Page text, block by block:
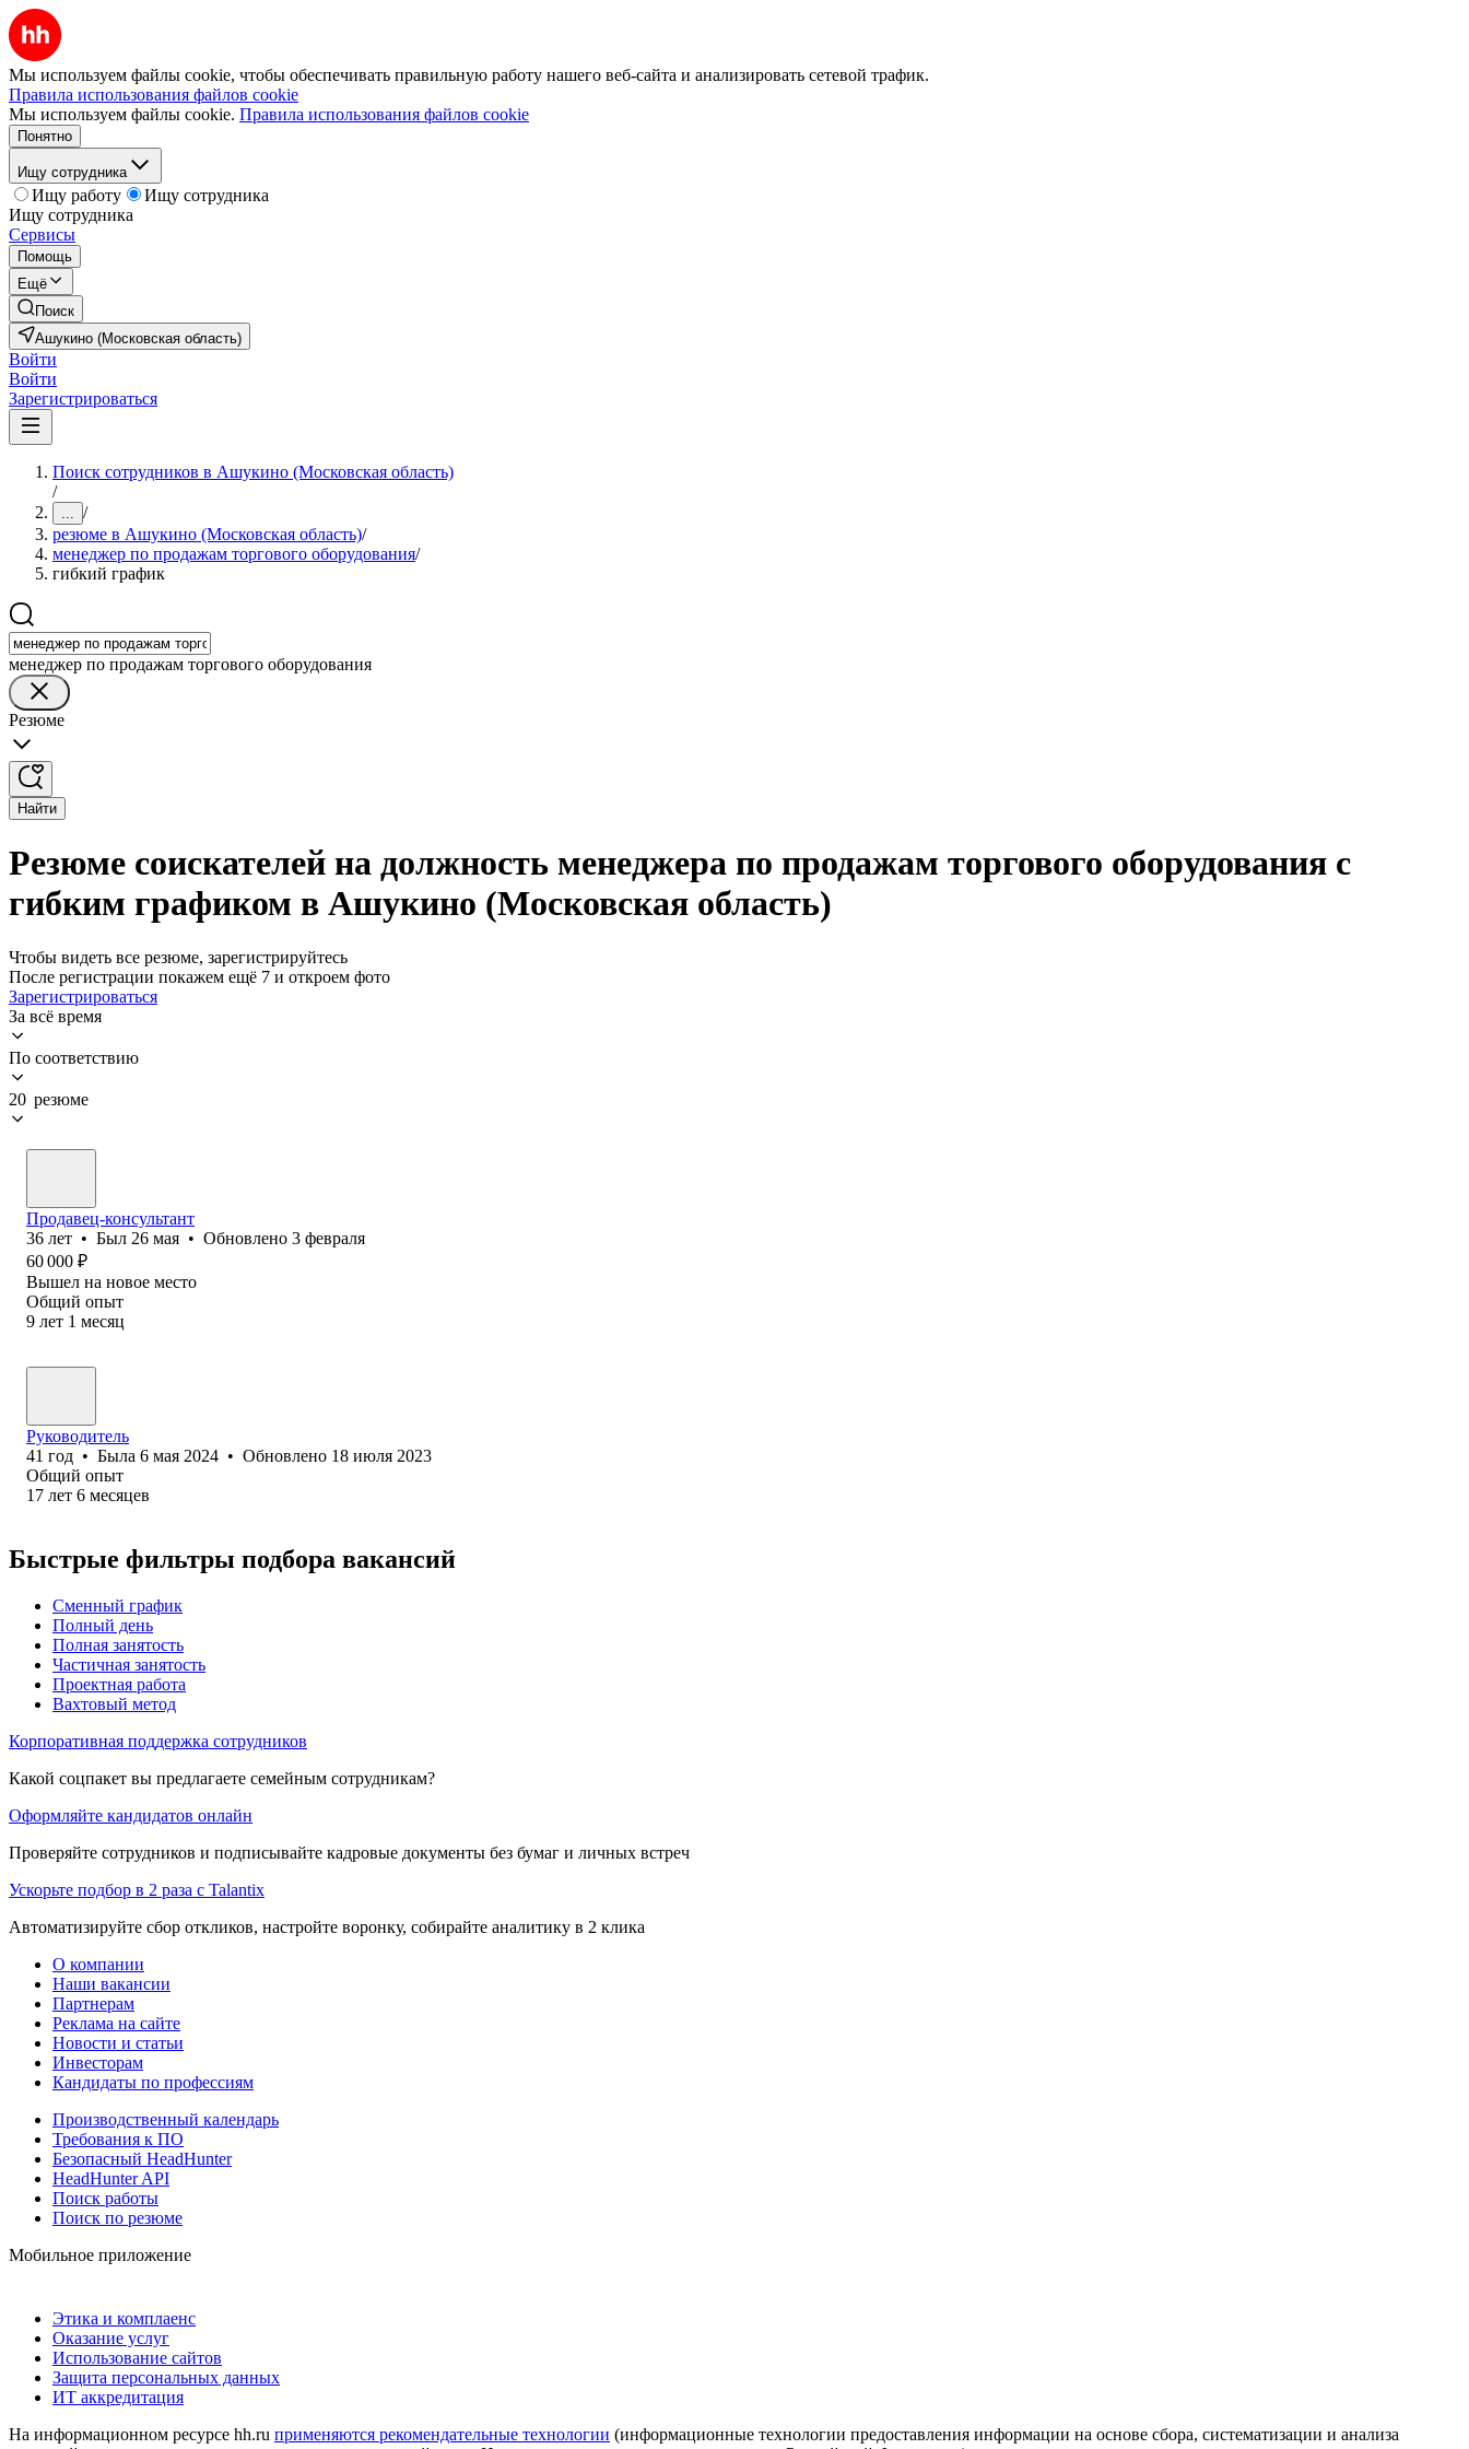
Мы используем файлы cookie, чтобы обеспечивать правильную работу нашего веб-сайта и анализировать сетевой трафик.
Правила использования файлов cookie
Мы используем файлы cookie. Правила использования файлов cookie
Понятно
Ищу сотрудника
Ищу работу
Ищу сотрудника
Ищу сотрудника
Сервисы
Помощь
Ещё
Поиск
Ашукино (Московская область)
Войти
Войти
Зарегистрироваться
Поиск сотрудников в Ашукино (Московская область)
/
... /
резюме в Ашукино (Московская область)/
менеджер по продажам торгового оборудования/
гибкий график
менеджер по продажам торгового оборудования
Резюме
Найти
Резюме соискателей на должность менеджера по продажам торгового оборудования с
гибким графиком в Ашукино (Московская область)
Чтобы видеть все резюме, зарегистрируйтесь
После регистрации покажем ещё 7 и откроем фото
Зарегистрироваться
За всё время
По соответствию
20 резюме
Продавец-консультант
36 лет • Был 26 мая • Обновлено 3 февраля
60 000 ₽
Вышел на новое место
Общий опыт
9 лет 1 месяц
Руководитель
41 год • Была 6 мая 2024 • Обновлено 18 июля 2023
Общий опыт
17 лет 6 месяцев
Быстрые фильтры подбора вакансий
Сменный график
Полный день
Полная занятость
Частичная занятость
Проектная работа
Вахтовый метод
Корпоративная поддержка сотрудников
Какой соцпакет вы предлагаете семейным сотрудникам?
Оформляйте кандидатов онлайн
Проверяйте сотрудников и подписывайте кадровые документы без бумаг и личных встреч
Ускорьте подбор в 2 раза с Talantix
Автоматизируйте сбор откликов, настройте воронку, собирайте аналитику в 2 клика
О компании
Наши вакансии
Партнерам
Реклама на сайте
Новости и статьи
Инвесторам
Кандидаты по профессиям
Производственный календарь
Требования к ПО
Безопасный HeadHunter
HeadHunter API
Поиск работы
Поиск по резюме
Мобильное приложение
Этика и комплаенс
Оказание услуг
Использование сайтов
Защита персональных данных
ИТ аккредитация
На информационном ресурсе hh.ru применяются рекомендательные технологии (информационные технологии предоставления информации на основе сбора, систематизации и анализа